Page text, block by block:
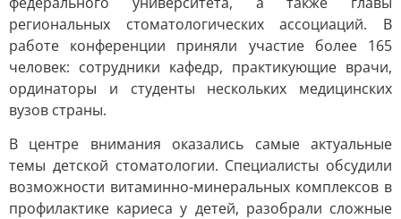
региональных стоматологических ассоциаций. В
работе конференции приняли участие более 165
человек: сотрудники кафедр, практикующие врачи,
ординаторы и студенты нескольких медицинских
вузов страны.
В центре внимания оказались самые актуальные
темы детской стоматологии. Специалисты обсудили
возможности витаминно-минеральных комплексов в
профилактике кариеса у детей, разобрали сложные